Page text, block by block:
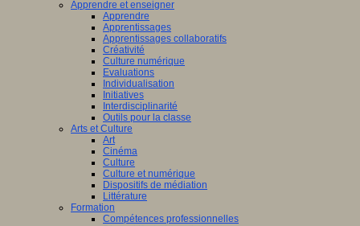
Apprendre et enseigner
Apprendre
Apprentissages
Apprentissages collaboratifs
Créativité
Culture numérique
Evaluations
Individualisation
Initiatives
Interdisciplinarité
Outils pour la classe
Arts et Culture
Art
Cinéma
Culture
Culture et numérique
Dispositifs de médiation
Littérature
Formation
Compétences professionnelles